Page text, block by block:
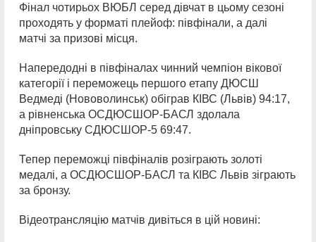
Фінал чотирьох ВЮБЛ серед дівчат в цьому сезоні
проходять у форматі плейоф: півфінали, а далі
матчі за призові місця.
Напередодні в півфіналах чинний чемпіон вікової
категорії і переможець першого етапу ДЮСШ
Ведмеді (Нововолинськ) обіграв КІВС (Львів) 94:17,
а рівненська ОСДЮСШОР-БАСЛ здолала
дніпровську СДЮСШОР-5 69:47.
Тепер переможці півфіналів розіграють золоті
медалі, а ОСДЮСШОР-БАСЛ та КІВС Львів зіграють
за бронзу.
Відеотрансляцію матчів дивіться в цій новині: